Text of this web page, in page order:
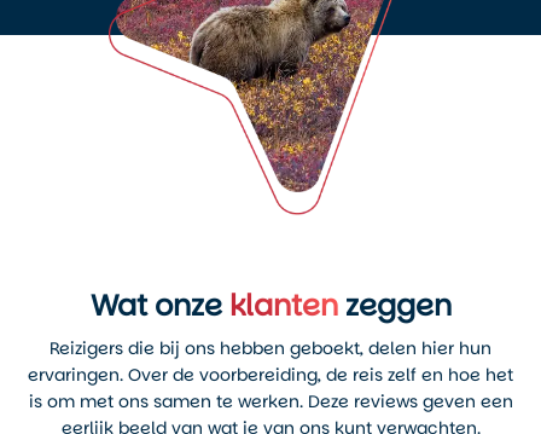
Wat onzeklantenzeggen
Reizigers die bij ons hebben geboekt, delen hier hun
ervaringen. Over de voorbereiding, de reis zelf en hoe het
is om met ons samen te werken. Deze reviews geven een
eerlijk beeld van wat je van ons kunt verwachten.